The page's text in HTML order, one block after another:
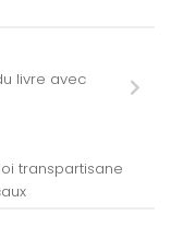
livre avec
transpartisane